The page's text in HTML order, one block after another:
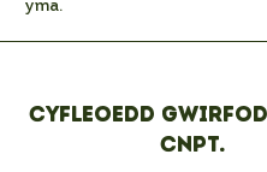
yma.
Cyfleoedd
CNPT.